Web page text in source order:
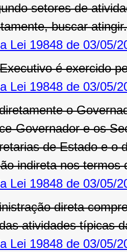
setores de
buscar atingir.
Lei 19848 de 03/05/
é exercido
Lei 19848 de 03/05/
o
Governador e os
de Estado e o
indireta nos termos
Lei 19848 de 03/05/
direta
atividades típicas
Lei 19848 de 03/05/